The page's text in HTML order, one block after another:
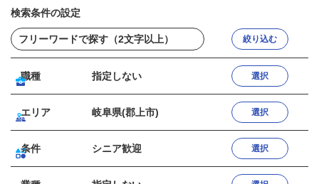
検索条件の設定
絞り込む
職種 指定しない 選択
エリア 岐阜県(郡上市) 選択
条件 シニア歓迎 選択